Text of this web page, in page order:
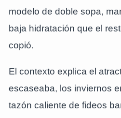
modelo de doble sopa,
baja hidratación que el
copió.
El contexto explica el
escaseaba, los inviernos
tazón caliente de fideos